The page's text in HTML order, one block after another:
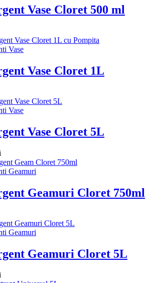
Vase Cloret 500 ml
Vase
Vase Cloret 1L
Vase
Vase Cloret 5L
Geamuri
Geamuri Cloret 750ml
Geamuri
Geamuri Cloret 5L